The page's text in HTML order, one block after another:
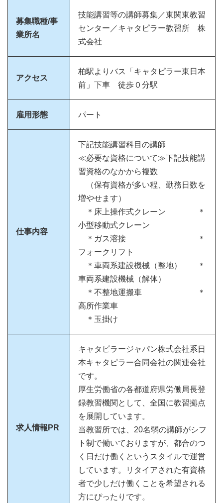
募集職種/事
業所名
技能講習等の講師募集／東関東教習
センター／キャタピラー教習所 株
式会社
アクセス
柏駅よりバス「キャタピラー東日本
前」下車 徒歩０分駅
雇用形態 パート
仕事内容
下記技能講習科目の講師
≪必要な資格について≫下記技能講
習資格のなかから複数
（保有資格が多い程、勤務日数を
増やせます）
＊床上操作式クレーン ＊
小型移動式クレーン
＊ガス溶接 ＊
フォークリフト
＊車両系建設機械（整地） ＊
車両系建設機械（解体）
＊不整地運搬車 ＊
高所作業車
＊玉掛け
求人情報PR
キャタピラージャパン株式会社系日
本キャタピラー合同会社の関連会社
です。
厚生労働省の各都道府県労働局長登
録教習機関として、全国に教習拠点
を展開しています。
当教習所では、20名弱の講師がシフ
ト制で働いておりますが、都合のつ
く日だけ働くというスタイルで運営
しています。リタイアされた有資格
者で少しだけ働くことを希望される
方にぴったりです。